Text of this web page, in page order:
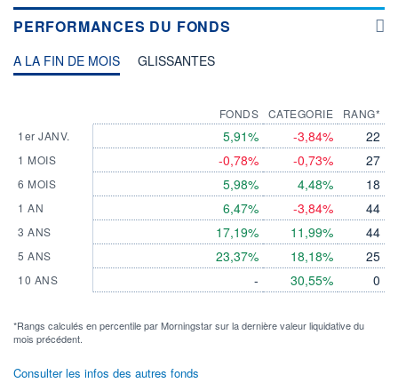
PERFORMANCES DU FONDS
A LA FIN DE MOIS GLISSANTES
1er JANV.
1 MOIS
6 MOIS
1 AN
3 ANS
5 ANS
10 ANS
FONDS
5,91%
-0,78%
5,98%
6,47%
17,19%
23,37%
-
CATEGORIE
-3,84%
-0,73%
4,48%
-3,84%
11,99%
18,18%
30,55%
RANG*
22
27
18
44
44
25
0
*Rangs calculés en percentile par Morningstar sur la dernière valeur liquidative du
mois précédent.
Consulter les infos des autres fonds